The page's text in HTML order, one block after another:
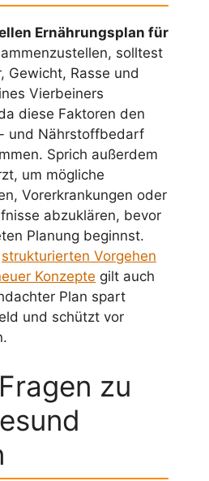
Ernährungsplan für
solltest
Gewicht, Rasse und
Vierbeiners
diese Faktoren den
und Nährstoffbedarf
Sprich außerdem
um mögliche
Vorerkrankungen oder
abzuklären, bevor
Planung beginnst.
strukturierten Vorgehen
Konzepte gilt auch
Plan spart
und schützt vor
zu